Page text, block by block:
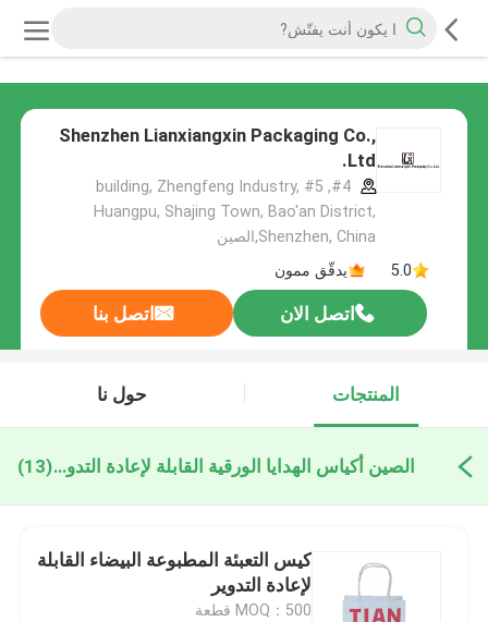
Shenzhen Lianxiangxin Packaging Co.,
Ltd.
#4, #5 building, Zhengfeng Industry,
Huangpu, Shajing Town, Bao'an District,
Shenzhen, China,الصين
5.0
يدقّق ممون
اتصل الان اتصل بنا
المنتجات حول نا
الصين أكياس الهدايا الورقية القابلة لإعادة التدوير(13)
كيس التعبئة المطبوعة البيضاء القابلة
لإعادة التدوير
MOQ：500 قطعة